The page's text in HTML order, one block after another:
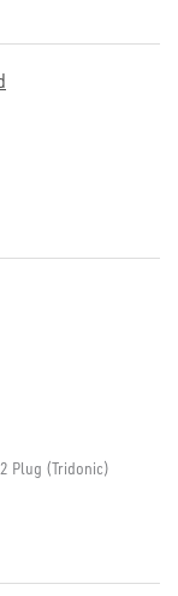
Plug (Tridonic)